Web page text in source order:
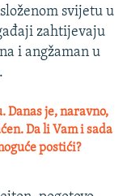
svijetu u
zahtijevaju
i angžaman u
Danas je, naravno,
Da li Vam i sada
postići?